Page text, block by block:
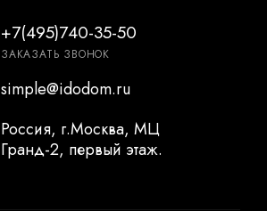
+7(495)740-35-50
ЗАКАЗАТЬ ЗВОНОК
simple@idodom.ru
Россия, г.Москва, МЦ
Гранд-2, первый этаж.